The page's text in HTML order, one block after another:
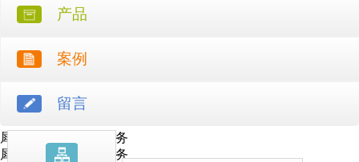
产品
案例
留言
犀牛云提供云计算服务
犀牛云提供企业云服务